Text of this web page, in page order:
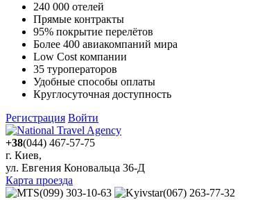
240 000 отелей
Прямые контракты
95% покрытие перелётов
Более 400 авиакомпаний мира
Low Cost компании
35 туроператоров
Удобные способы оплаты
Круглосуточная доступность
Регистрация Войти
+38(044) 467-57-75
г. Киев,
ул. Евгения Коновальца 36-Д
Карта проезда
(099) 303-10-63
(067) 263-77-32